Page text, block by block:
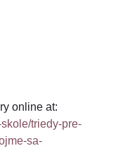
online at:
triedy-pre-
sa-